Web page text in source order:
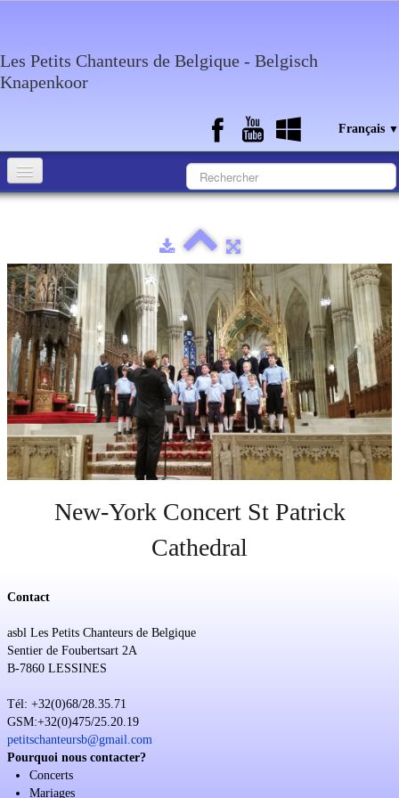
Les Petits Chanteurs de Belgique - Belgisch
Knapenkoor
Français ▼
Medias
Agenda
Discographie
Contact
Soutien
Sponsoring
New-York Concert St Patrick
Cathedral
Contact
asbl Les Petits Chanteurs de Belgique
Sentier de Foubertsart 2A
B-7860 LESSINES
Tél: +32(0)68/28.35.71
GSM:+32(0)475/25.20.19
petitschanteursb@gmail.com
Pourquoi nous contacter?
Concerts
Mariages